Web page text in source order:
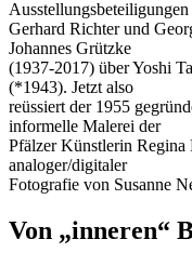
Gerhard Richter und
Johannes Grützke
(1937-2017) über Yoshi
(*1943). Jetzt also
reüssiert der 1955
informelle Malerei der
Pfälzer Künstlerin Regina
analoger/digitaler
Fotografie von Susanne
Von „inneren“